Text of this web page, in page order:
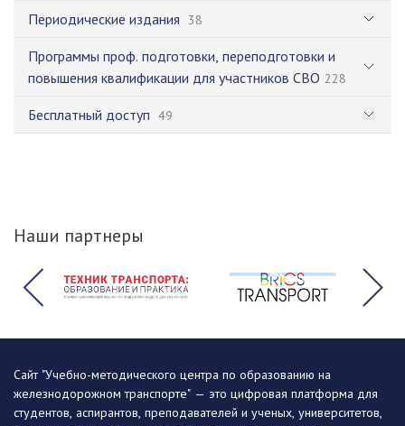
Периодические издания 38
Программы проф. подготовки, переподготовки и
повышения квалификации для участников СВО 228
Бесплатный доступ 49
Наши партнеры
Сайт "Учебно-методического центра по образованию на
железнодорожном транспорте" — это цифровая платформа для
студентов, аспирантов, преподавателей и ученых, университетов,